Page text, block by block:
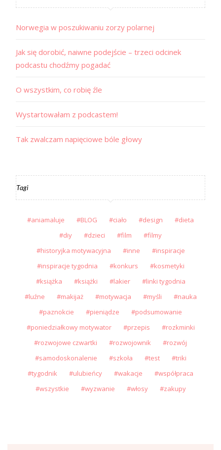
Norwegia w poszukiwaniu zorzy polarnej
Jak się dorobić, naiwne podejście – trzeci odcinek
podcastu chodźmy pogadać
O wszystkim, co robię źle
Wystartowałam z podcastem!
Tak zwalczam napięciowe bóle głowy
Tagi
aniamaluje BLOG ciało design
dieta
diy
dzieci film
filmy
historyjka motywacyjna
inne
inspiracje
inspiracje tygodnia
konkurs
kosmetyki
książka
książki lakier
linki tygodnia
luźne
makijaż motywacja myśli
nauka
paznokcie
pieniądze
podsumowanie
poniedziałkowy motywator
przepis
rozkminki
rozwojowe czwartki
rozwojownik
rozwój
samodoskonalenie
szkoła test
triki
tygodnik
ulubieńcy wakacje
współpraca
wszystkie
wyzwanie włosy zakupy